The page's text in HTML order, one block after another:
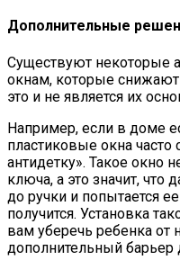
Дополнительные
Существуют некоторые
окнам, которые снижают
это и не является их
Например, если в доме
пластиковые окна часто
антидетку». Такое окно
ключа, а это значит,
до ручки и попытается
получится. Установка
вам уберечь ребенка от
дополнительный